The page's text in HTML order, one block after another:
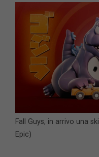
Fall Guys, in arrivo una
Epic)